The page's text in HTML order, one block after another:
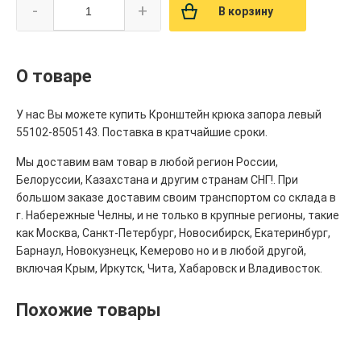
- + В корзину
О товаре
У нас Вы можете купить Кронштейн крюка запора левый
55102-8505143. Поставка в кратчайшие сроки.
Мы доставим вам товар в любой регион России,
Белоруссии, Казахстана и другим странам СНГ!. При
большом заказе доставим своим транспортом со склада в
г. Набережные Челны, и не только в крупные регионы, такие
как Москва, Санкт-Петербург, Новосибирск, Екатеринбург,
Барнаул, Новокузнецк, Кемерово но и в любой другой,
включая Крым, Иркутск, Чита, Хабаровск и Владивосток.
Похожие товары